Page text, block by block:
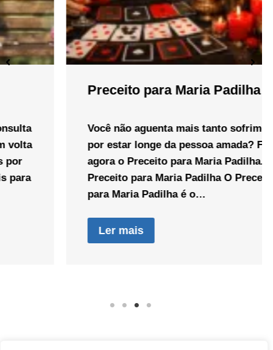
Preceito para Maria Padilha
Você não aguenta mais tanto sofrimento
por estar longe da pessoa amada? Faça
agora o Preceito para Maria Padilha.
Preceito para Maria Padilha O Preceito
para Maria Padilha é o…